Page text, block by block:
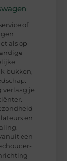
of
als op
bukken,
verlaag je
en
een